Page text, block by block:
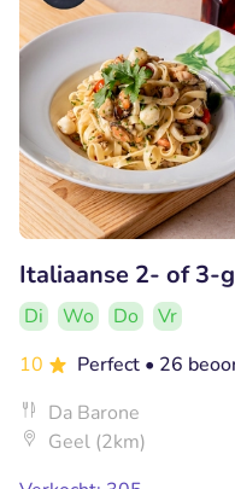
Italiaanse 2- of 3-
Di Wo Do
Vr
10
Perfect • 26
Da Barone
Geel (2km)